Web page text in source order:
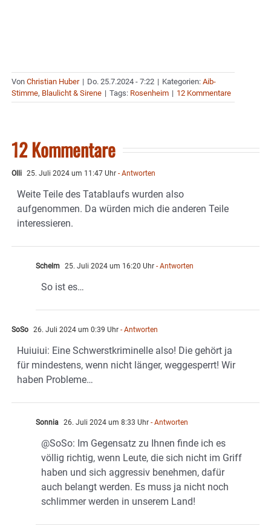
Von Christian Huber | Do. 25.7.2024 - 7:22 | Kategorien: Aib-
Stimme, Blaulicht & Sirene | Tags: Rosenheim | 12 Kommentare
12 Kommentare
Olli 25. Juli 2024 um 11:47 Uhr - Antworten
Weite Teile des Tatablaufs wurden also
aufgenommen. Da würden mich die anderen Teile
interessieren.
Schelm 25. Juli 2024 um 16:20 Uhr - Antworten
So ist es…
SoSo 26. Juli 2024 um 0:39 Uhr - Antworten
Huiuiui: Eine Schwerstkriminelle also! Die gehört ja
für mindestens, wenn nicht länger, weggesperrt! Wir
haben Probleme…
Sonnia 26. Juli 2024 um 8:33 Uhr - Antworten
@SoSo: Im Gegensatz zu Ihnen finde ich es
völlig richtig, wenn Leute, die sich nicht im Griff
haben und sich aggressiv benehmen, dafür
auch belangt werden. Es muss ja nicht noch
schlimmer werden in unserem Land!